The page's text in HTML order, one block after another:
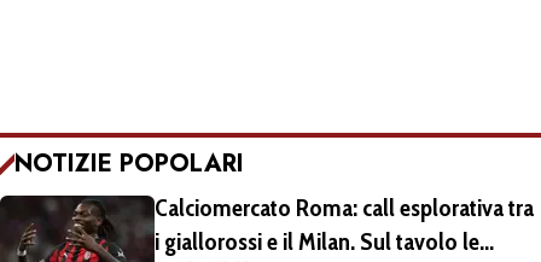
NOTIZIE POPOLARI
Calciomercato Roma: call esplorativa tra
i giallorossi e il Milan. Sul tavolo le